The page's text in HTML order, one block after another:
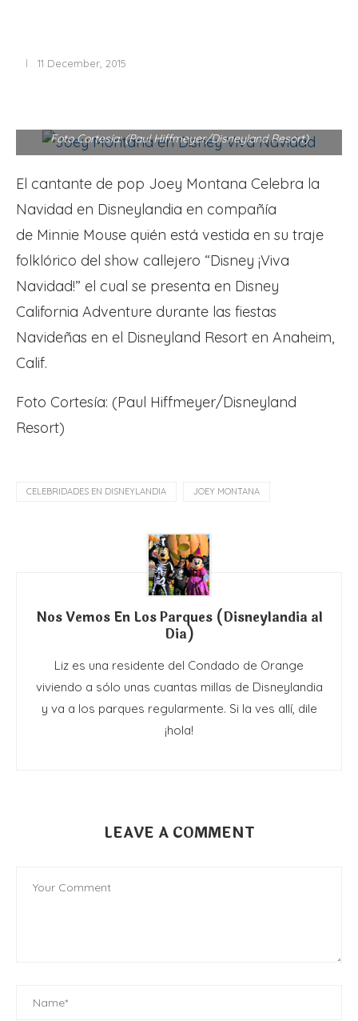
11 December, 2015
Foto Cortesía: (Paul Hiffmeyer/Disneyland Resort)
El cantante de pop Joey Montana Celebra la
Navidad en Disneylandia en compañía
de Minnie Mouse quién está vestida en su traje
folklórico del show callejero “Disney ¡Viva
Navidad!” el cual se presenta en Disney
California Adventure durante las fiestas
Navideñas en el Disneyland Resort en Anaheim,
Calif.
Foto Cortesía: (Paul Hiffmeyer/Disneyland
Resort)
CELEBRIDADES EN DISNEYLANDIA JOEY MONTANA
Nos Vemos En Los Parques (Disneylandia al
Dia)
Liz es una residente del Condado de Orange
viviendo a sólo unas cuantas millas de Disneylandia
y va a los parques regularmente. Si la ves allí, dile
¡hola!
LEAVE A COMMENT